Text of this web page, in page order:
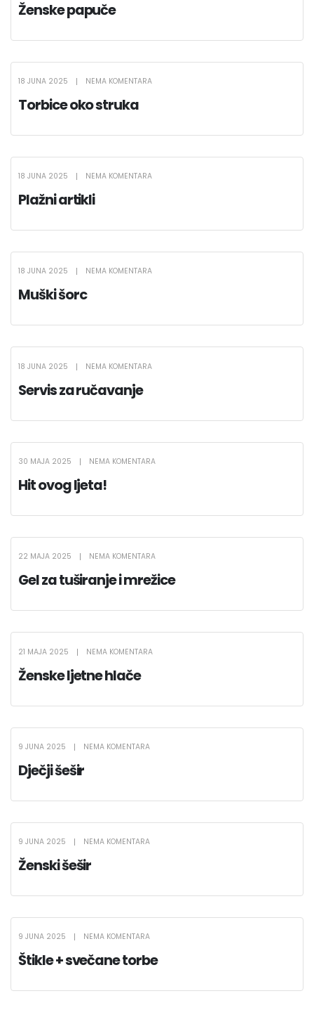
Ženske papuče
18 JUNA 2025 NEMA KOMENTARA
Torbice oko struka
18 JUNA 2025 NEMA KOMENTARA
Plažni artikli
18 JUNA 2025 NEMA KOMENTARA
Muški šorc
18 JUNA 2025 NEMA KOMENTARA
Servis za ručavanje
30 MAJA 2025 NEMA KOMENTARA
Hit ovog ljeta!
22 MAJA 2025 NEMA KOMENTARA
Gel za tuširanje i mrežice
21 MAJA 2025 NEMA KOMENTARA
Ženske ljetne hlače
9 JUNA 2025 NEMA KOMENTARA
Dječji šešir
9 JUNA 2025 NEMA KOMENTARA
Ženski šešir
9 JUNA 2025 NEMA KOMENTARA
Štikle + svečane torbe